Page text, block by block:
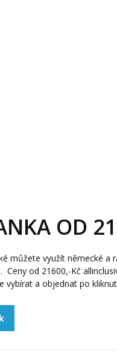
OD
můžete využít německé a
Ceny od 21600,-Kč
vybírat a objednat po